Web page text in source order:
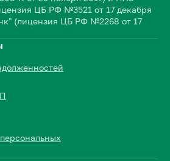
ЦБ РФ №3521 от 17 декабря
(лицензия ЦБ РФ №2268 от 17